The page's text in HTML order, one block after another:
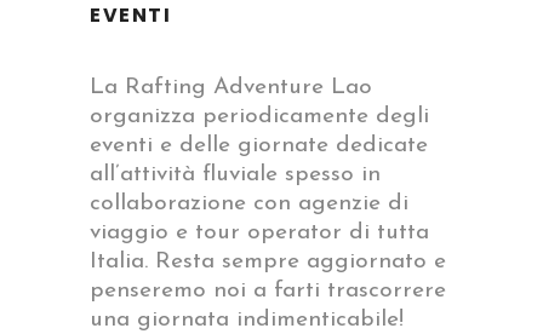
EVENTI
La Rafting Adventure Lao
organizza periodicamente degli
eventi e delle giornate dedicate
all’attività fluviale spesso in
collaborazione con agenzie di
viaggio e tour operator di tutta
Italia. Resta sempre aggiornato e
penseremo noi a farti trascorrere
una giornata indimenticabile!